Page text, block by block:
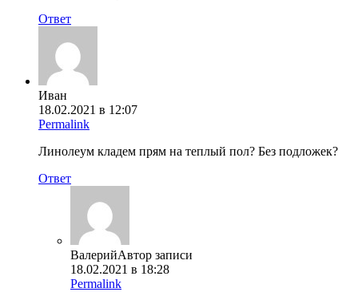
Ответ
Иван
18.02.2021 в 12:07
Permalink
Линолеум кладем прям на теплый пол? Без подложек?
Ответ
ВалерийАвтор записи
18.02.2021 в 18:28
Permalink